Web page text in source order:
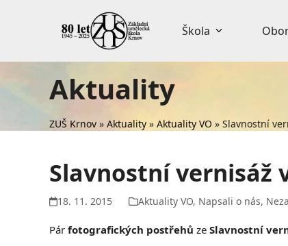
Škola
Aktuality
ZUŠ Krnov » Aktuality » Aktuality VO » Slavnostní
Slavnostní vernisáž
18. 11. 2015 Aktuality VO, Napsali o nás,
Pár fotografických postřehů ze Slavnostní